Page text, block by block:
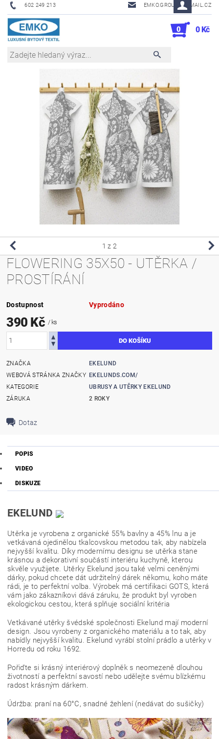
602 249 213 EMKO.GROUSL@EMAIL.CZ
0 0 Kč
1 z 2
FLOWERING 35X50 - UTĚRKA /
PROSTÍRÁNÍ
Dostupnost Vyprodáno
390 Kč / ks
ZNAČKA
EKELUND
WEBOVÁ STRÁNKA ZNAČKY EKELUNDS.COM/
KATEGORIE
UBRUSY A UTĚRKY EKELUND
ZÁRUKA
2 ROKY
Dotaz
POPIS
VIDEO
DISKUZE
EKELUND
Utěrka je vyrobena z organické 55% bavlny a 45% lnu a je
vetkávaná ojedinělou tkalcovskou metodou tak, aby nabízela
nejvyšší kvalitu. Díky modernímu designu se utěrka stane
krásnou a dekorativní součástí interiéru kuchyně, kterou
skvěle využijete. Utěrky Ekelund jsou také velmi ceněnými
dárky, pokud chcete dát udržitelný dárek někomu, koho máte
rádi, je to perfektní volba. Výrobek má certifikaci GOTS, která
vám jako zákazníkovi dává záruku, že produkt byl vyroben
ekologickou cestou, která splňuje sociální kritéria
Vetkávané utěrky švédské společnosti Ekelund mají moderní
design. Jsou vyrobeny z organického materiálu a to tak, aby
nabídly nejvyšší kvalitu. Ekelund vyrábí stolní prádlo a utěrky v
Horredu od roku 1692.
Pořiďte si krásný interiérový doplněk s neomezeně dlouhou
životností a perfektní savostí nebo udělejte svému blízkému
radost krásným dárkem.
Údržba: praní na 60°C, snadné žehlení (nedávat do sušičky)